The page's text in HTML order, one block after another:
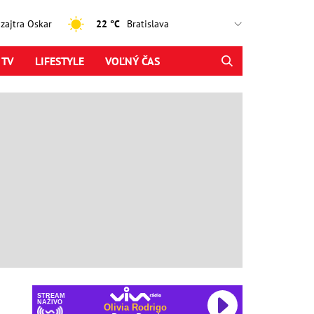
Oskar 22 °C
LIFESTYLE VOĽNÝ ČAS
STREAM
NAŽIVO
Olivia Rodrigo